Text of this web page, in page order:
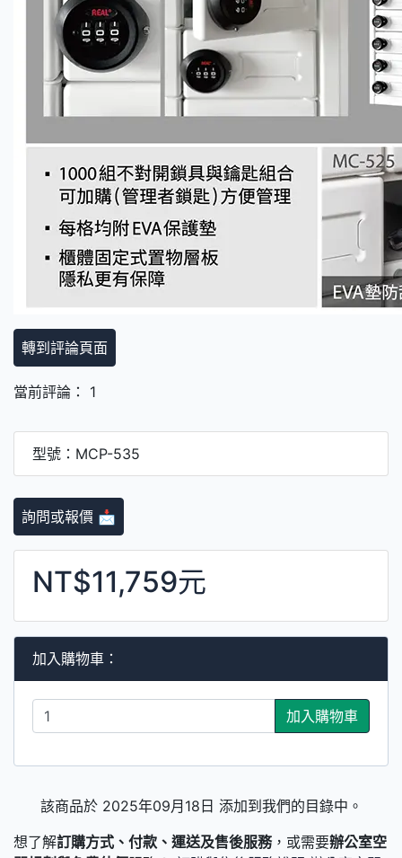
轉到評論頁面
當前評論： 1
型號：MCP-535
詢問或報價 📩
NT$11,759元
加入購物車：
加入購物車
該商品於 2025年09月18日 添加到我們的目錄中。
想了解訂購方式、付款、運送及售後服務，或需要辦公室空